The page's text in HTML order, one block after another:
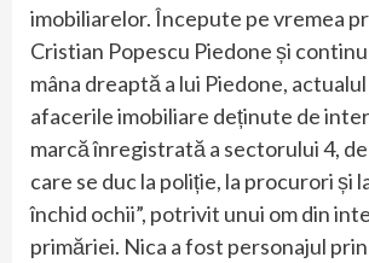
imobiliarelor. Începute pe vremea
Cristian Popescu Piedone și
mâna dreaptă a lui Piedone,
afacerile imobiliare deținute de
marcă înregistrată a sectorului 4,
care se duc la poliție, la procurori și
închid ochii”, potrivit unui om din
primăriei. Nica a fost personajul